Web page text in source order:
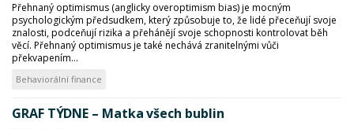
Přehnaný optimismus (anglicky overoptimism bias) je mocným
psychologickým předsudkem, který způsobuje to, že lidé přeceňují svoje
znalosti, podceňují rizika a přehánějí svoje schopnosti kontrolovat běh
věcí. Přehnaný optimismus je také nechává zranitelnými vůči
překvapením...
Behaviorální finance
GRAF TÝDNE – Matka všech bublin